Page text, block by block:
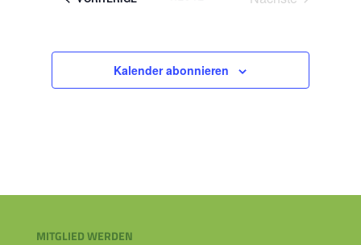
Kalender abonnieren
MITGLIED WERDEN